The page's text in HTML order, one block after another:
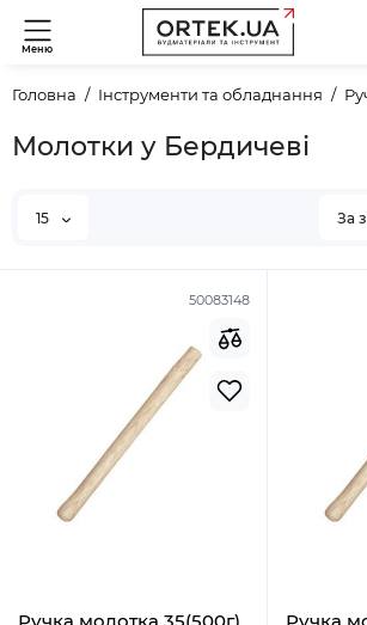
Меню
Головна Інструменти та обладнання
Молотки у Бердичеві
15 За
50083148